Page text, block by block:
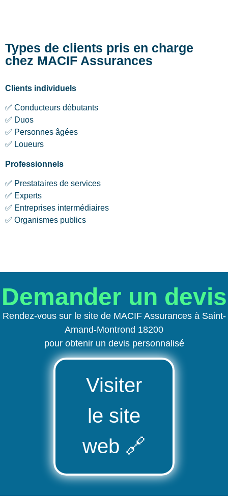
Types de clients pris en charge
chez MACIF Assurances
Clients individuels
✅ Conducteurs débutants
✅ Duos
✅ Personnes âgées
✅ Loueurs
Professionnels
✅ Prestataires de services
✅ Experts
✅ Entreprises intermédiaires
✅ Organismes publics
Demander un devis
Rendez-vous sur le site de MACIF Assurances à Saint-
Amand-Montrond 18200
pour obtenir un devis personnalisé
Visiter
le site
web 🔗